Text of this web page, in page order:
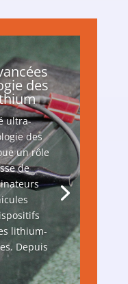
des
ultra-
des
un rôle
de
lithium-
Depuis